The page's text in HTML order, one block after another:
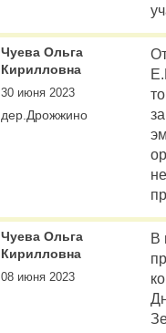
Чуева Ольга
Кирилловна
30 июня 2023
дер.Дрожжино
Чуева Ольга
Кирилловна
08 июня 2023
В